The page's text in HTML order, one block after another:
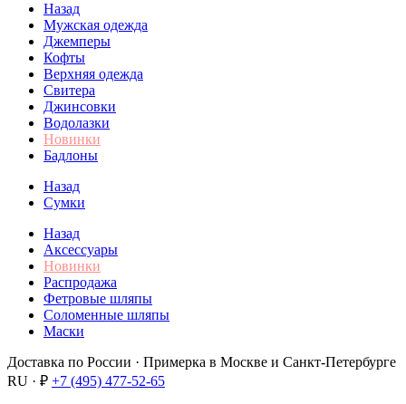
Назад
Мужская одежда
Джемперы
Кофты
Верхняя одежда
Свитера
Джинсовки
Водолазки
Новинки
Бадлоны
Назад
Сумки
Назад
Аксессуары
Новинки
Распродажа
Фетровые шляпы
Соломенные шляпы
Маски
Доставка по России · Примерка в Москве и Санкт-Петербурге
RU · ₽ +7 (495) 477-52-65